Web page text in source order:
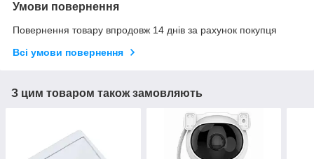
Умови повернення
Повернення товару впродовж 14 днів за рахунок покупця
Всі умови повернення
З цим товаром також замовляють